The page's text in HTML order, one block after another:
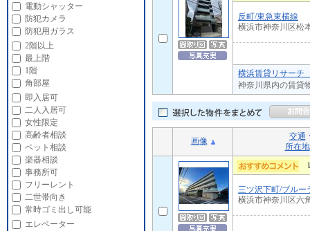
反町/東急東横線
横浜市神奈川区松
横浜賃貸リサーチ
神奈川県内の賃貸
画像
交通
所在地
三ツ沢下町/ブルー
横浜市神奈川区六
電動シャッター
防犯カメラ
防犯用ガラス
2階以上
最上階
1階
角部屋
即入居可
二人入居可
女性限定
高齢者相談
ペット相談
楽器相談
事務所可
フリーレント
二世帯向き
常時ゴミ出し可能
エレベーター